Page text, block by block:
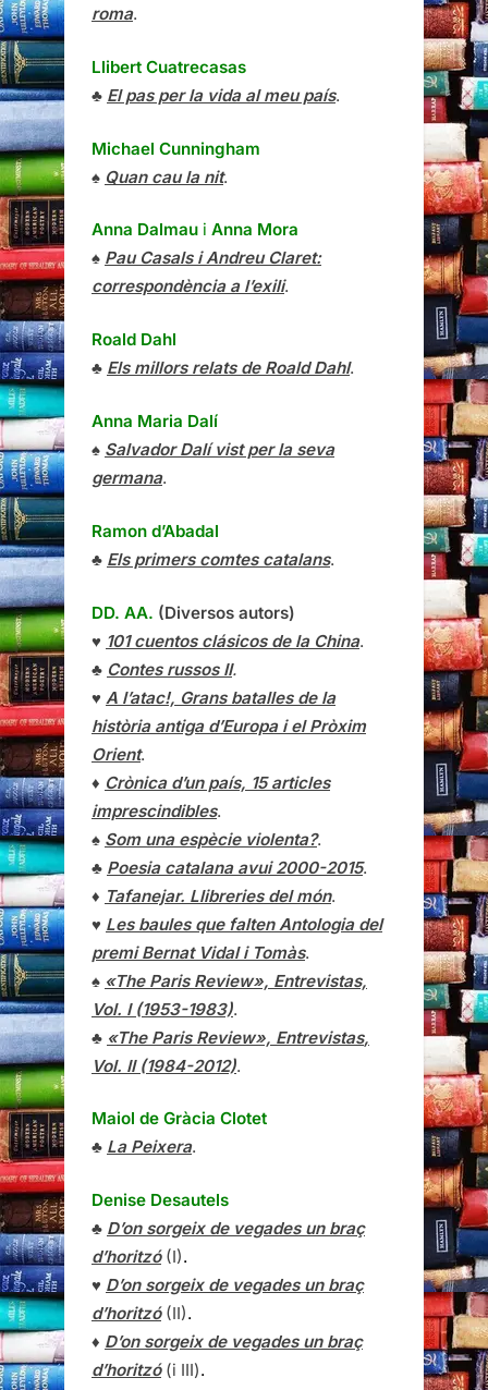
roma.
Llibert Cuatrecasas
♣ El pas per la vida al meu país.
Michael Cunningham
♠ Quan cau la nit.
Anna Dalmau i Anna Mora
♠ Pau Casals i Andreu Claret:
correspondència a l’exili.
Roald Dahl
♣ Els millors relats de Roald Dahl.
Anna Maria Dalí
♠ Salvador Dalí vist per la seva
germana.
Ramon d’Abadal
♣ Els primers comtes catalans.
DD. AA. (Diversos autors)
♥ 101 cuentos clásicos de la China.
♣ Contes russos II.
♥ A l’atac!, Grans batalles de la
història antiga d’Europa i el Pròxim
Orient.
♦ Crònica d’un país, 15 articles
imprescindibles.
♠ Som una espècie violenta?.
♣ Poesia catalana avui 2000-2015.
♦ Tafanejar. Llibreries del món.
♥ Les baules que falten Antologia del
premi Bernat Vidal i Tomàs.
♠ «The Paris Review», Entrevistas,
Vol. I (1953-1983).
♣ «The Paris Review», Entrevistas,
Vol. II (1984-2012).
Maiol de Gràcia Clotet
♣ La Peixera.
Denise Desautels
♣ D’on sorgeix de vegades un braç
d’horitzó(I).
♥ D’on sorgeix de vegades un braç
d’horitzó(II).
♦ D’on sorgeix de vegades un braç
d’horitzó(i III).